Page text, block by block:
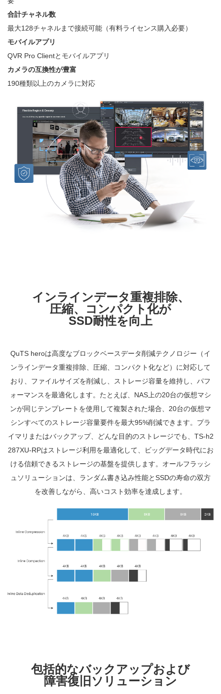
合計チャネル数
最大128チャネルまで接続可能（有料ライセンス購入必要）
モバイルアプリ
QVR Pro Clientとモバイルアプリ
カメラの互換性が豊富
190種類以上のカメラに対応
インラインデータ重複排除、
圧縮、コンパクト化が
SSD耐性を向上
QuTS heroは高度なブロックベースデータ削減テクノロジー（イ
ンラインデータ重複排除、圧縮、コンパクト化など）に対応して
おり、ファイルサイズを削減し、ストレージ容量を維持し、パフ
ォーマンスを最適化します。たとえば、NAS上の20台の仮想マシ
ンが同じテンプレートを使用して複製された場合、20台の仮想マ
シンすべてのストレージ容量要件を最大95%削減できます。プラ
イマリまたはバックアップ、どんな目的のストレージでも、TS-h2
287XU-RPはストレージ利用を最適化して、ビッグデータ時代にお
ける信頼できるストレージの基盤を提供します。オールフラッシ
ュソリューションは、ランダム書き込み性能とSSDの寿命の双方
を改善しながら、高いコスト効率を達成します。
包括的なバックアップおよび
障害復旧ソリューション